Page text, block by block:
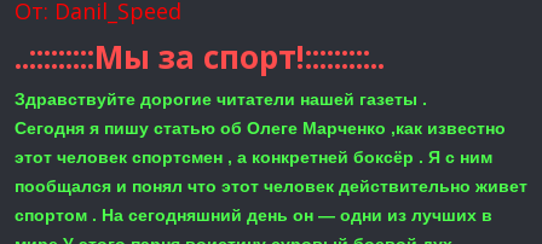
От: Danil_Speed
..:::::::::Мы за спорт!:::::::::..
Здравствуйте дорогие читатели нашей газеты .
Сегодня я пишу статью об Олеге Марченко ,как известно
этот человек спортсмен , а конкретней боксёр . Я с ним
пообщался и понял что этот человек действительно живет
спортом . На сегодняшний день он — одни из лучших в